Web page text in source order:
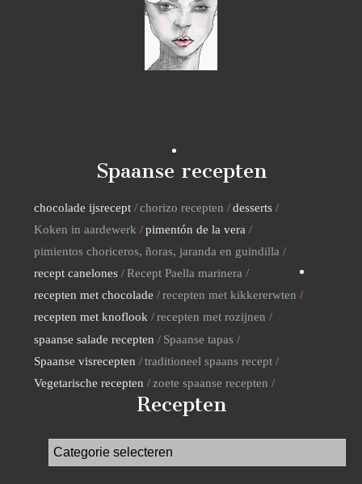
Spaanse recepten
chocolade ijsrecept chorizo recepten
desserts
Koken in aardewerk
pimentón de la vera
pimientos choriceros, ñoras, jaranda en guindilla
recept canelones
Recept Paella marinera
recepten met chocolade
recepten met kikkererwten
recepten met knoflook
recepten met rozijnen
spaanse salade recepten
Spaanse tapas
Spaanse visrecepten
traditioneel spaans recept
Vegetarische recepten
zoete spaanse recepten
Recepten